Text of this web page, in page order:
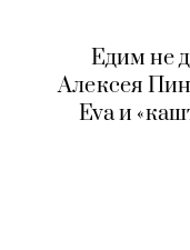
Едим не
Алексея
Eva и